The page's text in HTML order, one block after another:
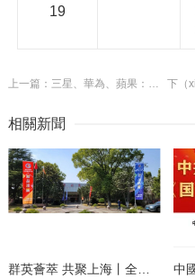
19
上一篇：三星、華為、蘋果：柔性屏的戰爭
相關新聞
群英薈萃 共聚上海丨全國LED精品巡（xún）展攜手（shǒu）共謀行業發展大計